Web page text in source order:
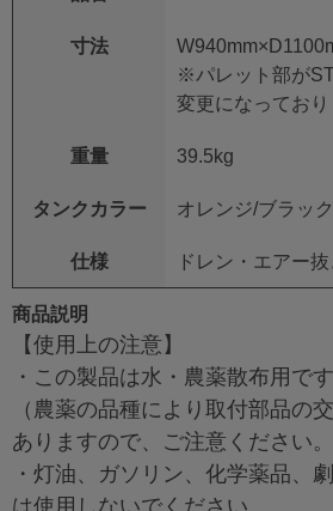
寸法
※パレット部が
変更になっており
重量 39.5kg
タンクカラー オレンジ/ブラッ
仕様 ドレン・エアー
商品説明
【使用上の注意】
・この製品は水・農薬散布用です
（農薬の品種により取付部品の
ありますので、ご注意ください。
・灯油、ガソリン、化学薬品、